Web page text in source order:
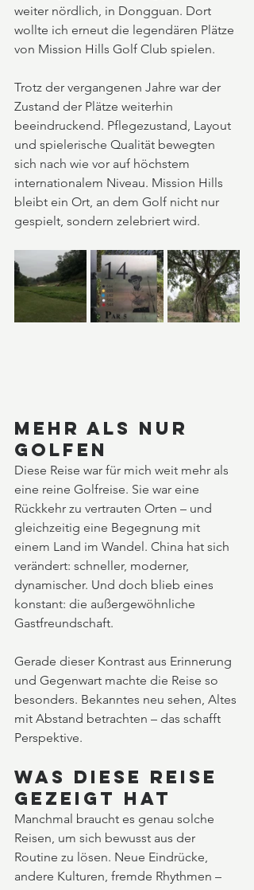
weiter nördlich, in Dongguan. Dort
wollte ich erneut die legendären Plätze
von Mission Hills Golf Club spielen.
Trotz der vergangenen Jahre war der
Zustand der Plätze weiterhin
beeindruckend. Pflegezustand, Layout
und spielerische Qualität bewegten
sich nach wie vor auf höchstem
internationalem Niveau. Mission Hills
bleibt ein Ort, an dem Golf nicht nur
gespielt, sondern zelebriert wird.
Mehr als nur
Golfen
Diese Reise war für mich weit mehr als
eine reine Golfreise. Sie war eine
Rückkehr zu vertrauten Orten – und
gleichzeitig eine Begegnung mit
einem Land im Wandel. China hat sich
verändert: schneller, moderner,
dynamischer. Und doch blieb eines
konstant: die außergewöhnliche
Gastfreundschaft.
Gerade dieser Kontrast aus Erinnerung
und Gegenwart machte die Reise so
besonders. Bekanntes neu sehen, Altes
mit Abstand betrachten – das schafft
Perspektive.
Was diese Reise
gezeigt hat
Manchmal braucht es genau solche
Reisen, um sich bewusst aus der
Routine zu lösen. Neue Eindrücke,
andere Kulturen, fremde Rhythmen –